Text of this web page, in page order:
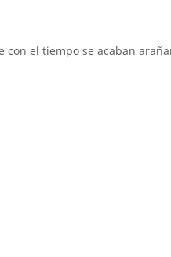
el tiempo se acaban